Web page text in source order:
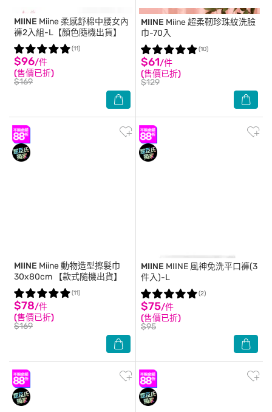
MIINE Miine 柔感舒棉中腰女內
褲2入組-L【顏色隨機出貨】
$96/件
(售價已折)
$169
(11)
MIINE Miine 超柔靭珍珠紋洗臉
巾-70入
$61/件
(售價已折)
$129
(10)
MIINE Miine 動物造型擦髮巾
30x80cm 【款式隨機出貨】
$78/件
(售價已折)
$169
(11)
MIINE MIINE 風神免洗平口褲(3
件入)-L
$75/件
(售價已折)
$95
(2)